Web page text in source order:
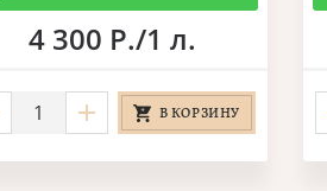
4 300 Р./1 л.
В КОРЗИНУ